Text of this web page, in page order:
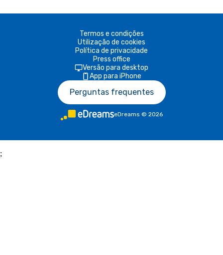
Termos e condições
Utilização de cookies
Política de privacidade
Press office
Versão para desktop
App para iPhone
Perguntas frequentes
eDreams © 2026
;